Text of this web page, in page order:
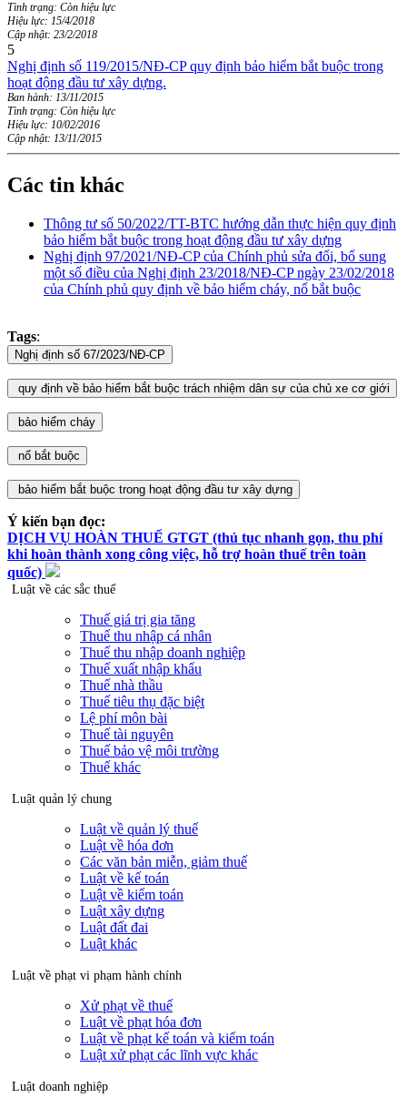
Tình trạng: Còn hiệu lực
Hiệu lực: 15/4/2018
Cập nhật: 23/2/2018
5
Nghị định số 119/2015/NĐ-CP quy định bảo hiểm bắt buộc trong
hoạt động đầu tư xây dựng.
Ban hành: 13/11/2015
Tình trạng: Còn hiệu lực
Hiệu lực: 10/02/2016
Cập nhật: 13/11/2015
Các tin khác
Thông tư số 50/2022/TT-BTC hướng dẫn thực hiện quy định
bảo hiểm bắt buộc trong hoạt động đầu tư xây dựng
Nghị định 97/2021/NĐ-CP của Chính phủ sửa đổi, bổ sung
một số điều của Nghị định 23/2018/NĐ-CP ngày 23/02/2018
của Chính phủ quy định về bảo hiểm cháy, nổ bắt buộc
Tags:
Ý kiến bạn đọc:
DỊCH VỤ HOÀN THUẾ GTGT (thủ tục nhanh gọn, thu phí
khi hoàn thành xong công việc, hỗ trợ hoàn thuế trên toàn
quốc)
Luật về các sắc thuế
Thuế giá trị gia tăng
Thuế thu nhập cá nhân
Thuế thu nhập doanh nghiệp
Thuế xuất nhập khẩu
Thuế nhà thầu
Thuế tiêu thụ đặc biệt
Lệ phí môn bài
Thuế tài nguyên
Thuế bảo vệ môi trường
Thuế khác
Luật quản lý chung
Luật về quản lý thuế
Luật về hóa đơn
Các văn bản miễn, giảm thuế
Luật về kế toán
Luật về kiểm toán
Luật xây dựng
Luật đất đai
Luật khác
Luật về phạt vi phạm hành chính
Xử phạt về thuế
Luật về phạt hóa đơn
Luật về phạt kế toán và kiểm toán
Luật xử phạt các lĩnh vực khác
Luật doanh nghiệp